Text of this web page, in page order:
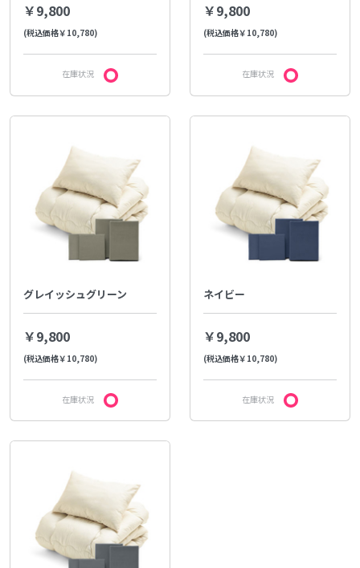
￥9,800
(税込価格￥10,780)
在庫状況
￥9,800
(税込価格￥10,780)
在庫状況
グレイッシュグリーン
￥9,800
(税込価格￥10,780)
在庫状況
ネイビー
￥9,800
(税込価格￥10,780)
在庫状況